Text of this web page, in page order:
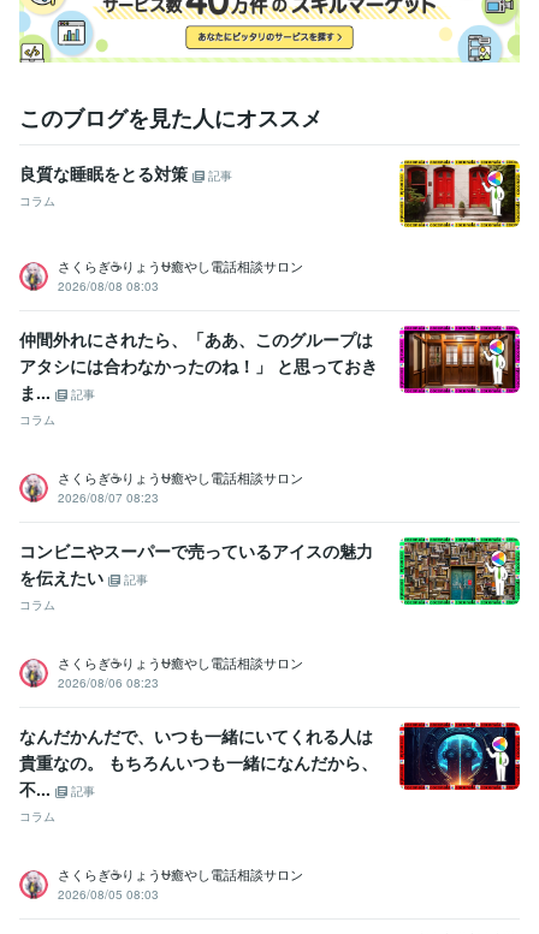
このブログを見た人にオススメ
良質な睡眠をとる対策
記事
コラム
さくらぎ☕りょう⛎癒やし電話相談サロン
2026/08/08 08:03
仲間外れにされたら、「ああ、このグループは
アタシには合わなかったのね！」 と思っておき
ま...
記事
コラム
さくらぎ☕りょう⛎癒やし電話相談サロン
2026/08/07 08:23
コンビニやスーパーで売っているアイスの魅力
を伝えたい
記事
コラム
さくらぎ☕りょう⛎癒やし電話相談サロン
2026/08/06 08:23
なんだかんだで、いつも一緒にいてくれる人は
貴重なの。 もちろんいつも一緒になんだから、
不...
記事
コラム
さくらぎ☕りょう⛎癒やし電話相談サロン
2026/08/05 08:03